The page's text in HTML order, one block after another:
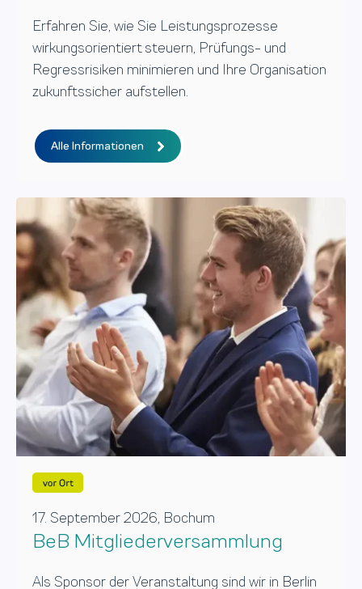
Erfahren Sie, wie Sie Leistungsprozesse
wirkungsorientiert steuern, Prüfungs- und
Regressrisiken minimieren und Ihre Organisation
zukunftssicher aufstellen.
Alle Informationen
17. September 2026, Bochum
BeB Mitgliederversammlung
Als Sponsor der Veranstaltung sind wir in Berlin